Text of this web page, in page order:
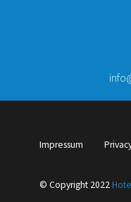
Impressum
© Copyright 2022